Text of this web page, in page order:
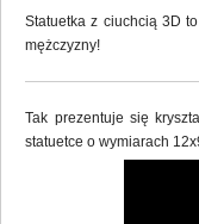
Statuetka z ciuchcią 3D
mężczyzny!
Tak prezentuje się
statuetce o wymiarach